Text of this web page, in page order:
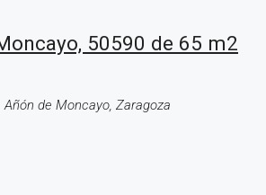
50590 de 65 m2
Añón de Moncayo, Zaragoza